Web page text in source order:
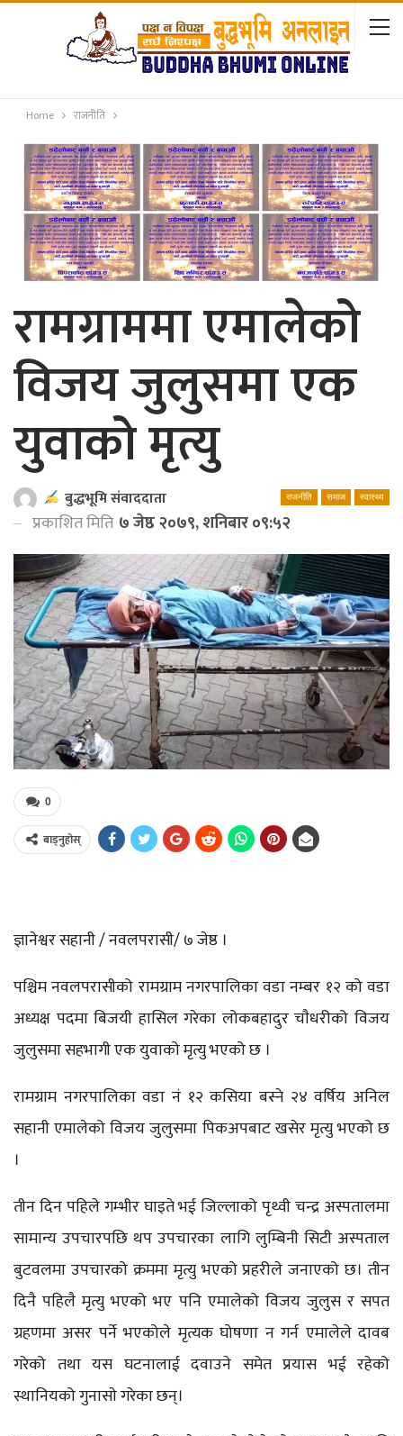
Home राजनीति
रामग्राममा एमालेको
विजय जुलुसमा एक
युवाको मृत्यु
राजनीति समाज स्वास्थ्य
बुद्धभूमि संवाददाता
प्रकाशित मिति ७ जेष्ठ २०७९, शनिबार ०९:५२
0
बाड्नुहोस्
ज्ञानेश्वर सहानी / नवलपरासी/ ७ जेष्ठ ।
पश्चिम नवलपरासीको रामग्राम नगरपालिका वडा नम्बर १२ को वडा
अध्यक्ष पदमा बिजयी हासिल गरेका लोकबहादुर चाैधरीको विजय
जुलुसमा सहभागी एक युवाको मृत्यु भएको छ ।
रामग्राम नगरपालिका वडा नं १२ कसिया बस्ने २४ वर्षिय अनिल
सहानी एमालेको विजय जुलुसमा पिकअपबाट खसेर मृत्यु भएको छ
।
तीन दिन पहिले गम्भीर घाइते भई जिल्लाको पृथ्वी चन्द्र अस्पतालमा
सामान्य उपचारपछि थप उपचारका लागि लुम्बिनी सिटी अस्पताल
बुटवलमा उपचारको क्रममा मृत्यु भएको प्रहरीले जनाएको छ। तीन
दिनै पहिलै मृत्यु भएको भए पनि एमालेको विजय जुलुस र सपत
ग्रहणमा असर पर्ने भएकोले मृत्यक घोषणा न गर्न एमालेले दावब
गरेको तथा यस घटनालाई दवाउने समेत प्रयास भई रहेको
स्थानियको गुनासाे गरेका छन्।